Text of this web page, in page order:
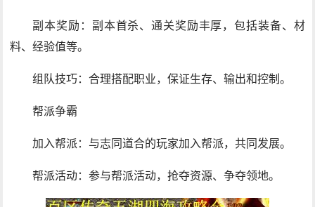
副本奖励：副本首杀、通关奖励丰厚，包括装备、材
料、经验值等。
组队技巧：合理搭配职业，保证生存、输出和控制。
帮派争霸
加入帮派：与志同道合的玩家加入帮派，共同发展。
帮派活动：参与帮派活动，抢夺资源、争夺领地。